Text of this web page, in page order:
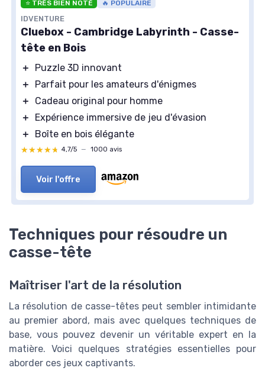
⭐ TRÈS BIEN NOTÉ 🔥 POPULAIRE
IDVENTURE
Cluebox - Cambridge Labyrinth - Casse-
tête en Bois
＋
Puzzle 3D innovant
＋
Parfait pour les amateurs d'énigmes
＋
Cadeau original pour homme
＋
Expérience immersive de jeu d'évasion
＋
Boîte en bois élégante
★★★★★
★★★★★ 4,7/5 — 1000 avis
Voir l'offre
Techniques pour résoudre un
casse-tête
Maîtriser l'art de la résolution
La résolution de casse-têtes peut sembler intimidante
au premier abord, mais avec quelques techniques de
base, vous pouvez devenir un véritable expert en la
matière. Voici quelques stratégies essentielles pour
aborder ces jeux captivants.